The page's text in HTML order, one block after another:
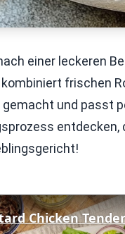
einer leckeren
frischen
und passt
Chicken